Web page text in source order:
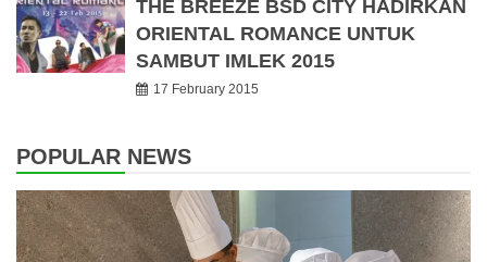
THE BREEZE BSD CITY HADIRKAN
ORIENTAL ROMANCE UNTUK
SAMBUT IMLEK 2015
17 February 2015
POPULAR NEWS